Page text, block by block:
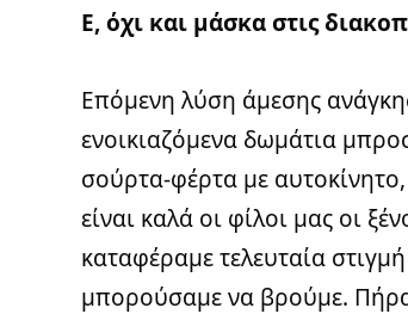
Ε, όχι και μάσκα στις
Επόμενη λύση άμεσης
ενοικιαζόμενα δωμάτια
σούρτα-φέρτα με
είναι καλά οι φίλοι μας οι
καταφέραμε τελευταία
μπορούσαμε να βρούμε.